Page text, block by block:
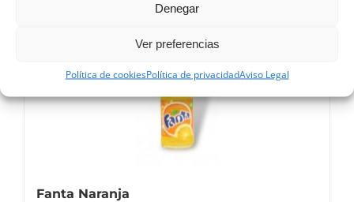
Denegar
Ver preferencias
Política de cookiesPolítica de privacidadAviso Legal
Fanta Naranja